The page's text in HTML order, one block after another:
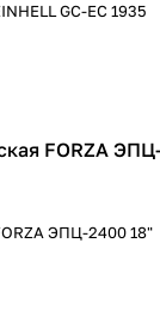
GC-EC 1935
FORZA
ЭПЦ-2400 18"